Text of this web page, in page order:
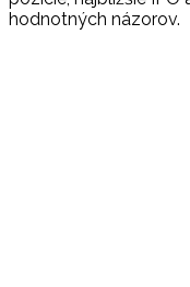
hodnotných názorov.